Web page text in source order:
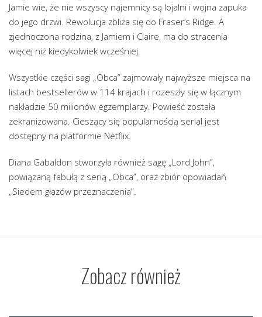
Jamie wie, że nie wszyscy najemnicy są lojalni i wojna zapuka
do jego drzwi. Rewolucja zbliża się do Fraser’s Ridge. A
zjednoczona rodzina, z Jamiem i Claire, ma do stracenia
więcej niż kiedykolwiek wcześniej.
Wszystkie części sagi „Obca” zajmowały najwyższe miejsca na
listach bestsellerów w 114 krajach i rozeszły się w łącznym
nakładzie 50 milionów egzemplarzy. Powieść została
zekranizowana. Cieszący się popularnością serial jest
dostępny na platformie Netflix.
Diana Gabaldon stworzyła również sagę „Lord John”,
powiązaną fabułą z serią „Obca”, oraz zbiór opowiadań
„Siedem głazów przeznaczenia”.
Zobacz również